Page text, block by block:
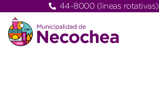
44-8000 (lineas rotativas)